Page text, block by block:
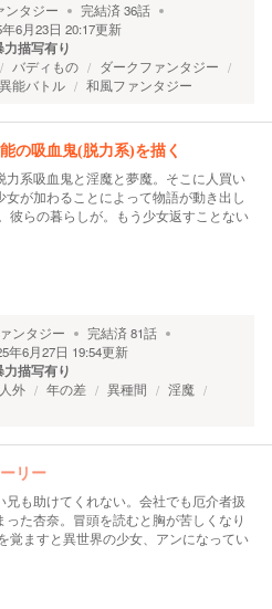
ンタジー 完結済36話
年6月23日 20:17更新
力描写有り
バディもの
ダークファンタジー
異能バトル 和風ファンタジー
の吸血鬼(脱力系)を描く
力系吸血鬼と淫魔と夢魔。そこに人買い
女が加わることによって物語が動き出し
彼らの暮らしが。もう少女返すことない
ンタジー 完結済81話
年6月27日 19:54更新
力描写有り
人外 年の差 異種間
淫魔
リー
兄も助けてくれない。会社でも厄介者扱
った杏奈。冒頭を読むと胸が苦しくなり
覚ますと異世界の少女、アンになってい